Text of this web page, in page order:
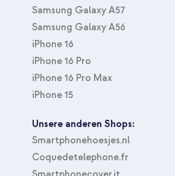
Samsung Galaxy A57
Samsung Galaxy A56
iPhone 16
iPhone 16 Pro
iPhone 16 Pro Max
iPhone 15
Unsere anderen Shops:
Smartphonehoesjes.nl
Coquedetelephone.fr